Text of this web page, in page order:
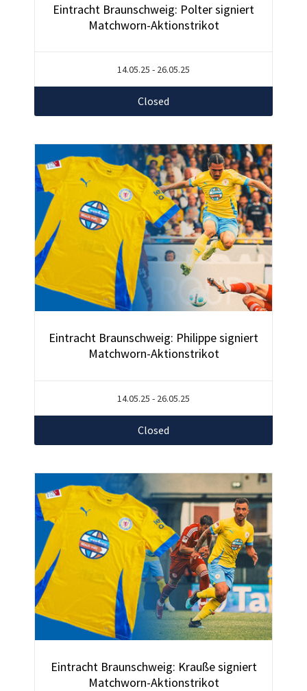
Eintracht Braunschweig: Polter signiert
Matchworn-Aktionstrikot
14.05.25 - 26.05.25
Closed
Eintracht Braunschweig: Philippe signiert
Matchworn-Aktionstrikot
14.05.25 - 26.05.25
Closed
Eintracht Braunschweig: Krauße signiert
Matchworn-Aktionstrikot